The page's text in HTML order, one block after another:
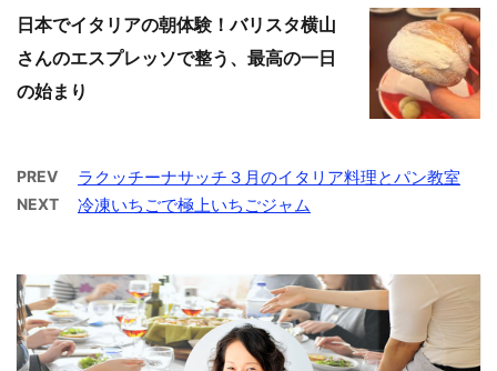
日本でイタリアの朝体験！バリスタ横山
さんのエスプレッソで整う、最高の一日
の始まり
PREV ラクッチーナサッチ３月のイタリア料理とパン教室
NEXT 冷凍いちごで極上いちごジャム